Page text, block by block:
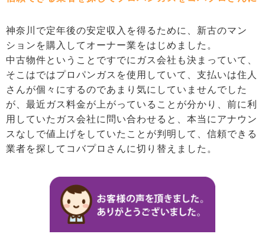
神奈川で定年後の安定収入を得るために、新古のマン
ションを購入してオーナー業をはじめました。
中古物件ということですでにガス会社も決まっていて、
そこはではプロパンガスを使用していて、支払いは住人
さんが個々にするのであまり気にしていませんでした
が、最近ガス料金が上がっていることが分かり、前に利
用していたガス会社に問い合わせると、本当にアナウン
スなしで値上げをしていたことが判明して、信頼できる
業者を探してコバプロさんに切り替えました。